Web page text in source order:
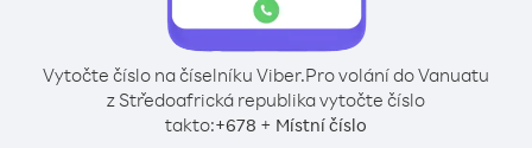
Vytočte číslo na číselníku Viber.Pro volání do Vanuatu
z Středoafrická republika vytočte číslo
takto:+678 + Místní číslo